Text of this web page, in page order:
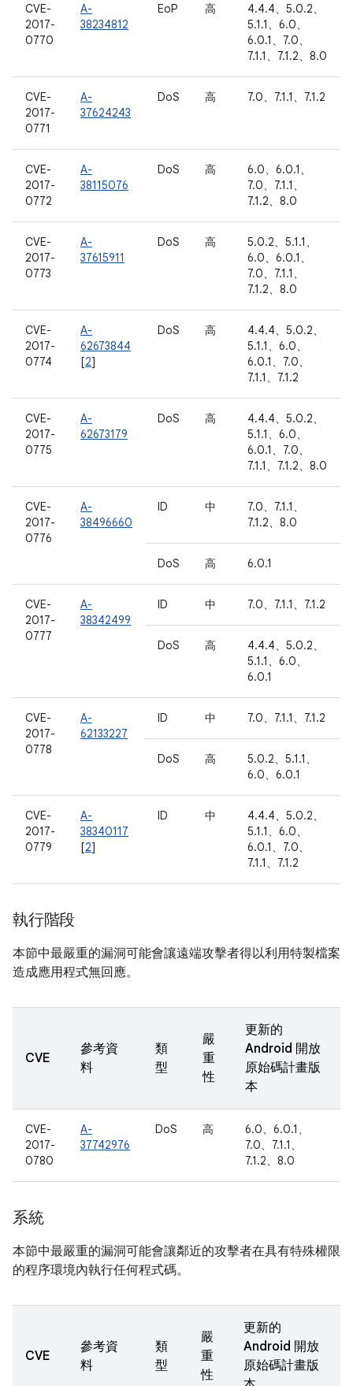
CVE-
2017-
0770
A-
38234812
EoP 高
4.4.4、5.0.2、
5.1.1、6.0、
6.0.1、7.0、
7.1.1、7.1.2、8.0
CVE-
2017-
0771
A-
37624243
DoS 高 7.0、7.1.1、7.1.2
CVE-
2017-
0772
A-
38115076
DoS 高
6.0、6.0.1、
7.0、7.1.1、
7.1.2、8.0
CVE-
2017-
0773
A-
37615911
DoS 高
5.0.2、5.1.1、
6.0、6.0.1、
7.0、7.1.1、
7.1.2、8.0
CVE-
2017-
0774
A-
62673844
[2]
DoS 高
4.4.4、5.0.2、
5.1.1、6.0、
6.0.1、7.0、
7.1.1、7.1.2
CVE-
2017-
0775
A-
62673179
DoS 高
4.4.4、5.0.2、
5.1.1、6.0、
6.0.1、7.0、
7.1.1、7.1.2、8.0
CVE-
2017-
0776
A-
38496660
ID 中
7.0、7.1.1、
7.1.2、8.0
DoS 高 6.0.1
CVE-
2017-
0777
A-
38342499
ID 中 7.0、7.1.1、7.1.2
DoS 高
4.4.4、5.0.2、
5.1.1、6.0、
6.0.1
CVE-
2017-
0778
A-
62133227
ID 中 7.0、7.1.1、7.1.2
DoS 高
5.0.2、5.1.1、
6.0、6.0.1
CVE-
2017-
0779
A-
38340117
[2]
ID 中
4.4.4、5.0.2、
5.1.1、6.0、
6.0.1、7.0、
7.1.1、7.1.2
執行階段
本節中最嚴重的漏洞可能會讓遠端攻擊者得以利用特製檔案
造成應用程式無回應。
CVE
參考資
料
類
型
嚴
重
性
更新的
Android 開放
原始碼計畫版
本
CVE-
2017-
0780
A-
37742976
DoS 高
6.0、6.0.1、
7.0、7.1.1、
7.1.2、8.0
系統
本節中最嚴重的漏洞可能會讓鄰近的攻擊者在具有特殊權限
的程序環境內執行任何程式碼。
CVE
參考資
料
類
型
嚴
重
性
更新的
Android 開放
原始碼計畫版